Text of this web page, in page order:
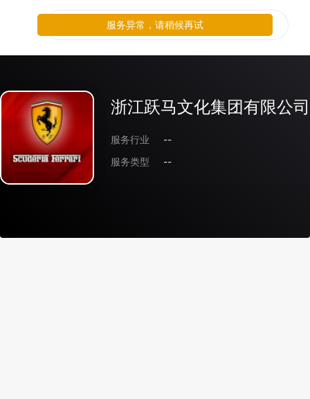
浙江跃马文化集团有限公司
服务行业
--
服务类型
--
服务异常，请稍候再试